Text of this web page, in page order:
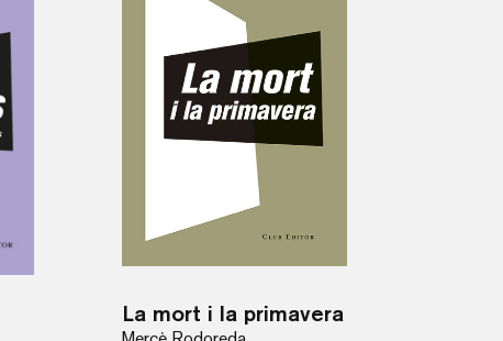
La mort i la primavera